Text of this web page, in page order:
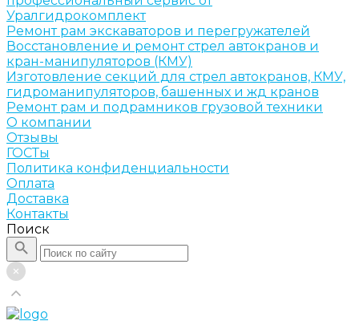
Уралгидрокомплект
Ремонт рам экскаваторов и перегружателей
Восстановление и ремонт стрел автокранов и
кран-манипуляторов (КМУ)
Изготовление секций для стрел автокранов, КМУ,
гидроманипуляторов, башенных и жд кранов
Ремонт рам и подрамников грузовой техники
О компании
Отзывы
ГОСТы
Политика конфиденциальности
Оплата
Доставка
Контакты
Поиск